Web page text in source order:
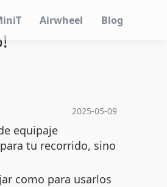
Airwheel Blog
2025-05-09
equipaje
tu recorrido, sino
como para usarlos